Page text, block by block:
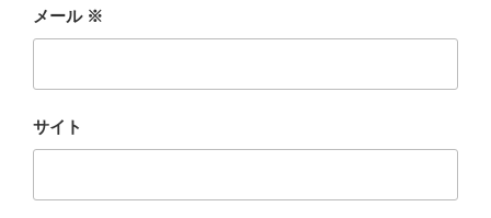
メール ※
サイト